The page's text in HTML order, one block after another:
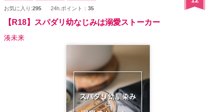
お気に入り:295 24h.ポイント： 35
【R18】スパダリ幼なじみは溺愛ストーカー
湊未来